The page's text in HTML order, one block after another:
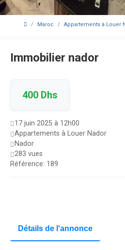
Maroc Appartements à Louer
Immobilier nador
400 Dhs
17 juin 2025 à 12h00
Appartements à Louer Nador
Nador
283 vues
Référence: 189
Détails de l'annonce